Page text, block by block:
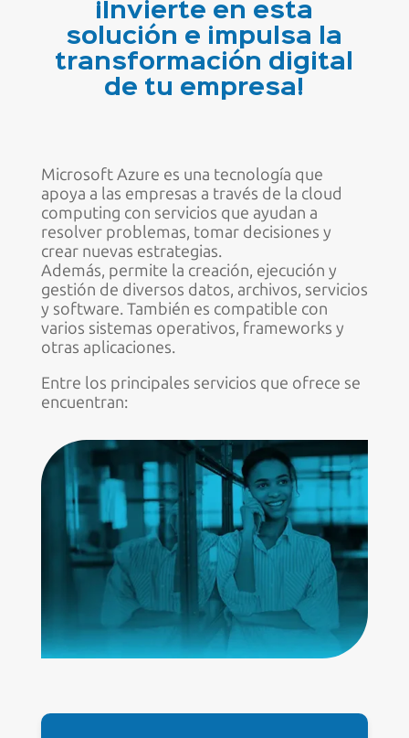
¡Invierte en esta
solución e impulsa la
transformación digital
de tu empresa!
Microsoft Azure es una tecnología que
apoya a las empresas a través de la cloud
computing con servicios que ayudan a
resolver problemas, tomar decisiones y
crear nuevas estrategias.
Además, permite la creación, ejecución y
gestión de diversos datos, archivos, servicios
y software. También es compatible con
varios sistemas operativos, frameworks y
otras aplicaciones.
Entre los principales servicios que ofrece se
encuentran: